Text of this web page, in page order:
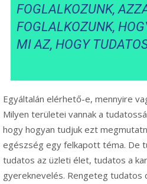
FOGLALKOZUNK,
FOGLALKOZUNK,
MI AZ, HOGY
Egyáltalán elérhető-e, mennyire
Milyen területei vannak a
hogy hogyan tudjuk ezt
egészség egy felkapott téma. De
tudatos az üzleti élet, tudatos a
gyereknevelés. Rengeteg tudatos